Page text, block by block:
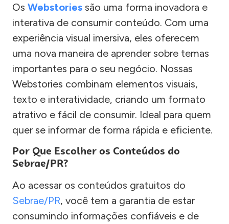
Os Webstories são uma forma inovadora e
interativa de consumir conteúdo. Com uma
experiência visual imersiva, eles oferecem
uma nova maneira de aprender sobre temas
importantes para o seu negócio. Nossas
Webstories combinam elementos visuais,
texto e interatividade, criando um formato
atrativo e fácil de consumir. Ideal para quem
quer se informar de forma rápida e eficiente.
Por Que Escolher os Conteúdos do
Sebrae/PR?
Ao acessar os conteúdos gratuitos do
Sebrae/PR, você tem a garantia de estar
consumindo informações confiáveis e de